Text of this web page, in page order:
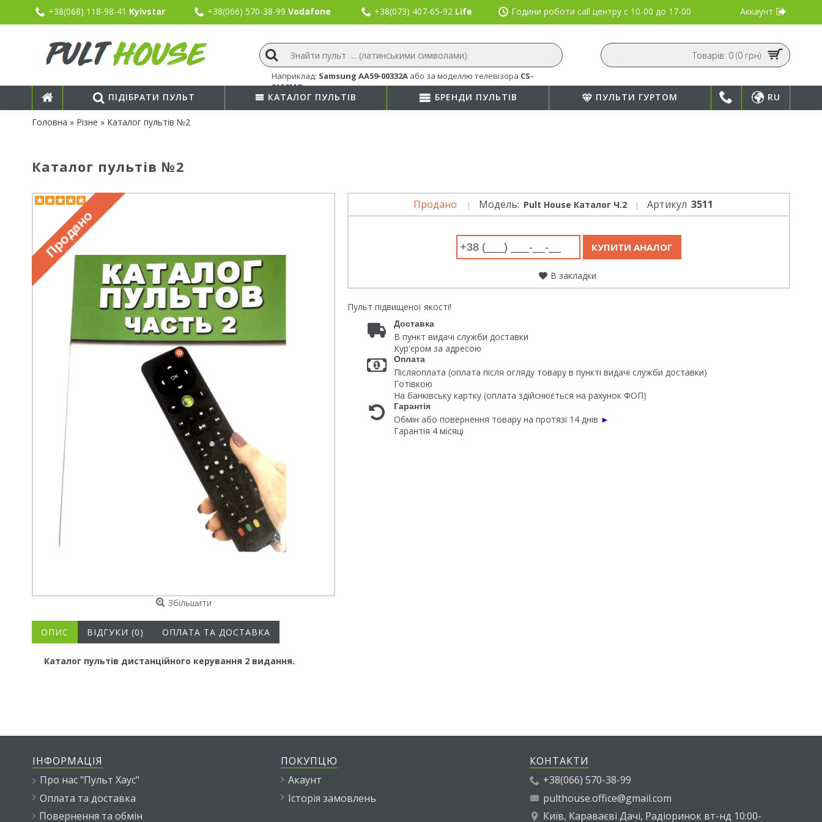
+38(068) 118-98-41 Kyivstar +38(066) 570-38-99 Vodafone +38(073) 407-65-92 Life Години роботи call центру с 10-00 до 17-00 Аккаунт
Наприклад: Samsung AA59-00332A або за моделлю телевізора CS-
21S8MQ
Товарів: 0 (0 грн)
ПІДІБРАТИ ПУЛЬТ КАТАЛОГ ПУЛЬТІВ БРЕНДИ ПУЛЬТІВ ПУЛЬТИ ГУРТОМ RU
Головна » Різне » Каталог пультів №2
Каталог пультів №2
Збільшити
Продано Модель: Pult House Каталог Ч.2 Артикул 3511
В закладки
Пульт підвищеної якості!
Доставка
В пункт видачі служби доставки
Кур'єром за адресою
Оплата
Післяоплата (оплата після огляду товару в пункті видачі служби доставки)
Готівкою
На банківську картку (оплата здійснюється на рахунок ФОП)
Гарантія
Обмін або повернення товару на протязі 14 днів ►
Гарантія 4 місяці
ОПИС ВІДГУКИ (0) ОПЛАТА ТА ДОСТАВКА
Каталог пультів дистанційного керування 2 видання.
ІНФОРМАЦІЯ
Про нас "Пульт Хаус"
Оплата та доставка
Повернення та обмін
ПОКУПЦЮ
Акаунт
Історія замовлень
КОНТАКТИ
+38(066) 570-38-99
pulthouse.office@gmail.com
Київ, Караваєві Дачі, Радіоринок вт-нд 10:00-